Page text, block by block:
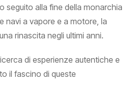
seguito alla fine della monarchia
navi a vapore e a motore, la
rinascita negli ultimi anni.
di esperienze autentiche e
il fascino di queste